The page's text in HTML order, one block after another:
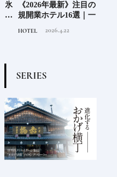
《2026年最新》注目の新
規開業ホテル16選｜一度
グジュアリーホテル
HOTEL 2026.4.22
SERIES